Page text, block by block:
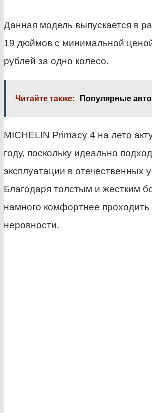
Данная модель выпускается в
19 дюймов с минимальной
рублей за одно колесо.
Читайте также: Популярные
MICHELIN Primacy 4 на лето
году, поскольку идеально
эксплуатации в отечественных
Благодаря толстым и жестким
намного комфортнее проходить
неровности.